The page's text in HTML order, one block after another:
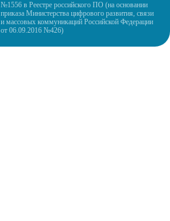
№1556 в Реестре российского ПО (на основании
приказа Министерства цифрового развития, связи
и массовых коммуникаций Российской Федерации
от 06.09.2016 №426)